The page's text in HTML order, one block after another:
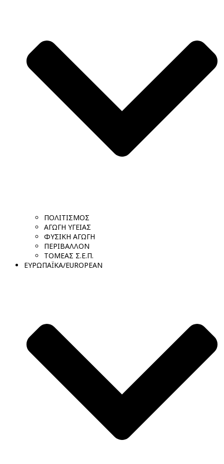
ΠΟΛΙΤΙΣΜΟΣ
ΑΓΩΓΗ ΥΓΕΙΑΣ
ΦΥΣΙΚΗ ΑΓΩΓΗ
ΠΕΡΙΒΑΛΛΟΝ
ΤΟΜΕΑΣ Σ.Ε.Π.
ΕΥΡΩΠΑΪΚΑ/EUROPEAN